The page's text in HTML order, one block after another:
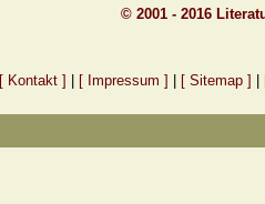
© 2001 - 2016
[ Kontakt ] [ Impressum ] [ Sitemap ]